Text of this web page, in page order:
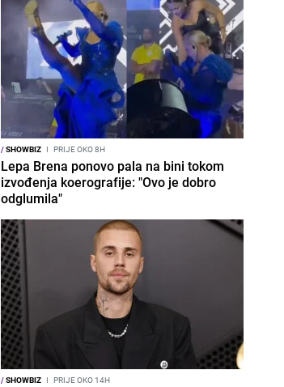
/SHOWBIZ I PRIJE OKO 8H
Lepa Brena ponovo pala na bini tokom
izvođenja koerografije: "Ovo je dobro
odglumila"
/SHOWBIZ I PRIJE OKO 14H